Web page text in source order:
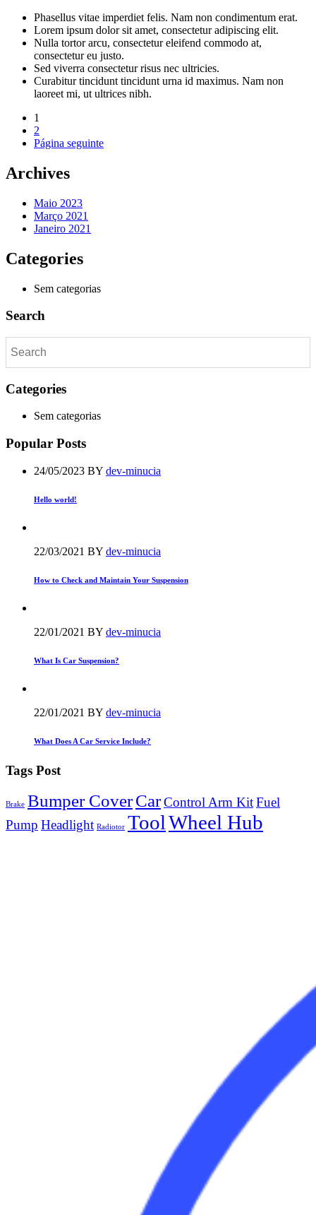
Phasellus vitae imperdiet felis. Nam non condimentum erat.
Lorem ipsum dolor sit amet, consectetur adipiscing elit.
Nulla tortor arcu, consectetur eleifend commodo at,
consectetur eu justo.
Sed viverra consectetur risus nec ultricies.
Curabitur tincidunt tincidunt urna id maximus. Nam non
laoreet mi, ut ultrices nibh.
1
2
Página seguinte
Archives
Maio 2023
Março 2021
Janeiro 2021
Categories
Sem categorias
Search
Categories
Sem categorias
Popular Posts
24/05/2023 BY dev-minucia
Hello world!
22/03/2021 BY dev-minucia
How to Check and Maintain Your Suspension
22/01/2021 BY dev-minucia
What Is Car Suspension?
22/01/2021 BY dev-minucia
What Does A Car Service Include?
Tags Post
Brake Bumper CoverCarControl Arm KitFuel
Pump Headlight Radiotor ToolWheel Hub